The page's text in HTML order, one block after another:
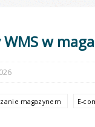
w
magazynem E-